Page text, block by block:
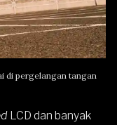
di pergelangan tangan
LCD dan banyak